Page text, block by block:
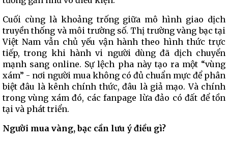
Cuối cùng là khoảng trống giữa mô hình giao dịch
truyền thống và môi trường số. Thị trường vàng bạc tại
Việt Nam vẫn chủ yếu vận hành theo hình thức trực
tiếp, trong khi hành vi người dùng đã dịch chuyển
mạnh sang online. Sự lệch pha này tạo ra một “vùng
xám” - nơi người mua không có đủ chuẩn mực để phân
biệt đâu là kênh chính thức, đâu là giả mạo. Và chính
trong vùng xám đó, các fanpage lừa đảo có đất để tồn
tại và phát triển.
Người mua vàng, bạc cần lưu ý điều gì?